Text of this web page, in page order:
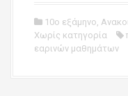
10ο εξάμηνο,
Χωρίς κατηγορία
εαρινών μαθημάτων